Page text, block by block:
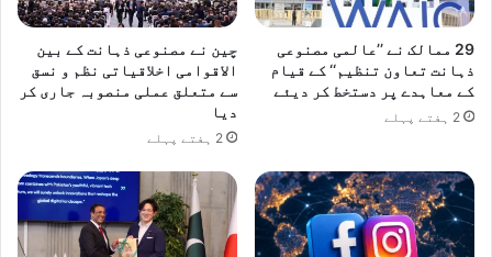
ک
ا
ن
س
ا
ت
29 ممالک نے ’’عالمی مصنوعی
ذہانت تعاون تنظیم‘‘ کے قیام
کے معاہدے پر دستخط کر دیئے
2 ہفتے پہلے
چین نے مصنوعی ذہانت کے بین
الاقوامی اخلاقیاتی نظم و نسق
سے متعلق عملی منصوبہ جاری کر
دیا
2 ہفتے پہلے